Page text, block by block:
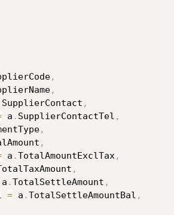
,
,
SupplierContact ,
a . SupplierContactTel ,
,
,
a .TotalAmountExclTax,
,
a .TotalSettleAmount ,
= a .TotalSettleAmountBal ,